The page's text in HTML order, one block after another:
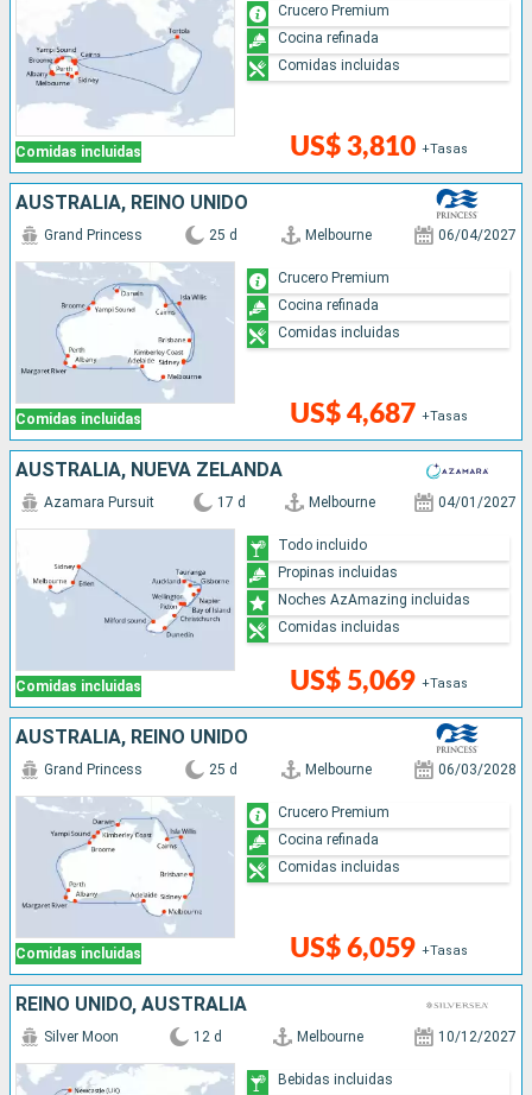
Comidas incluidas US$ 3,810 +Tasas
Crucero Premium
Cocina refinada
Comidas incluidas
AUSTRALIA, REINO UNIDO
Comidas incluidas
Grand Princess 25 d Melbourne 06/04/2027
US$ 4,687 +Tasas
Crucero Premium
Cocina refinada
Comidas incluidas
AUSTRALIA, NUEVA ZELANDA
Comidas incluidas
Azamara Pursuit 17 d Melbourne 04/01/2027
US$ 5,069 +Tasas
Todo incluido
Propinas incluidas
Noches AzAmazing incluidas
Comidas incluidas
AUSTRALIA, REINO UNIDO
Comidas incluidas
Grand Princess 25 d Melbourne 06/03/2028
US$ 6,059 +Tasas
Crucero Premium
Cocina refinada
Comidas incluidas
REINO UNIDO, AUSTRALIA
Silver Moon 12 d Melbourne 10/12/2027
Bebidas incluidas